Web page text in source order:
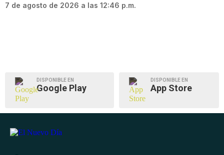
7 de agosto de 2026 a las 12:46 p.m.
DISPONIBLE EN
Google Play
DISPONIBLE EN
App Store